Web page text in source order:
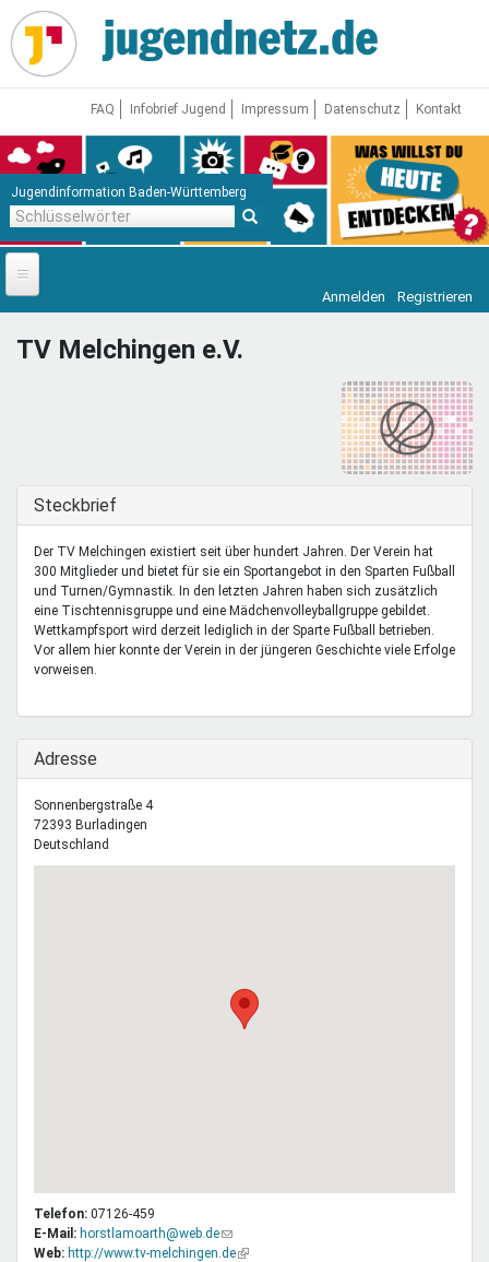
Direkt
zum
Inhalt
FAQ Infobrief Jugend Impressum Datenschutz Kontakt
Jugendinformation Baden-Württemberg
Startseite
News
Mentoren & Projekte
Schule & Beruf
Demokratie & Beteiligung
Anmelden Registrieren
TV Melchingen e.V.
Ausblenden
Steckbrief
Der TV Melchingen existiert seit über hundert Jahren. Der Verein hat
300 Mitglieder und bietet für sie ein Sportangebot in den Sparten Fußball
und Turnen/Gymnastik. In den letzten Jahren haben sich zusätzlich
eine Tischtennisgruppe und eine Mädchenvolleyballgruppe gebildet.
Wettkampfsport wird derzeit lediglich in der Sparte Fußball betrieben.
Vor allem hier konnte der Verein in der jüngeren Geschichte viele Erfolge
vorweisen.
Ausblenden
Adresse
Sonnenbergstraße 4
72393 Burladingen
Deutschland
Telefon: 07126-459
E-Mail: horstlamoarth@web.de(Link
sendet
Web: http://www.tv-melchingen.de(Link